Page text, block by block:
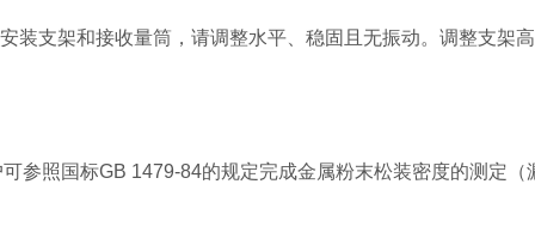
装支架和接收量筒，请调整水平、稳固且无振动。调整支架
参照国标GB 1479-84的规定完成金属粉末松装密度的测定（